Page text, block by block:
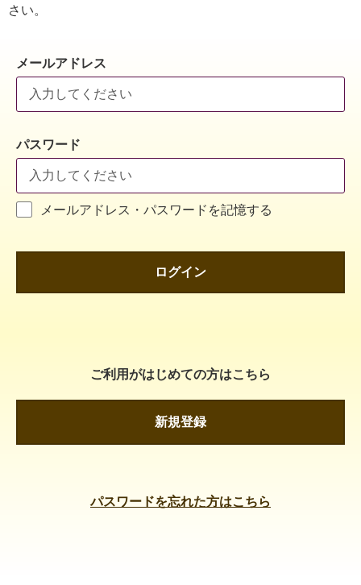
さい。
メールアドレス
パスワード
メールアドレス・パスワードを記憶する
ログイン
ご利用がはじめての方はこちら
新規登録
パスワードを忘れた方はこちら